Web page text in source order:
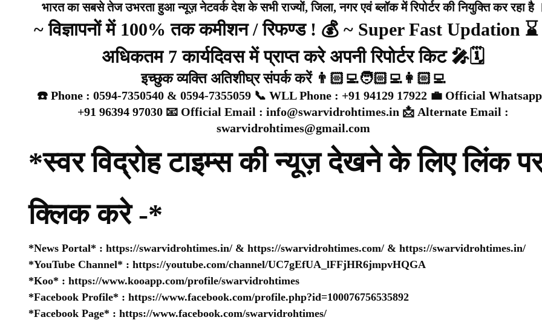
भारत का सबसे तेज उभरता हुआ न्यूज़ नेटवर्क देश के सभी राज्यों, जिला, नगर एवं ब्लॉक में रिपोर्टर की नियुक्ति कर रहा है
~ विज्ञापनों में 100% तक कमीशन / रिफण्ड ! 💰 ~ Super Fast Updation
अधिकतम 7 कार्यदिवस में प्राप्त करे अपनी रिपोर्टर किट 🎤🗓️
इच्छुक व्यक्ति अतिशीघ्र संपर्क करें 👨🏻‍💻🧑🏻‍💻👩🏻‍💻
☎️ Phone : 0594-7350540 & 0594-7355059 📞 WLL Phone : +91 94129 17922 💼 Official
+91 96394 97030 📧 Official Email : info@swarvidrohtimes.in 📩 Alternate Email :
swarvidrohtimes@gmail.com
*स्वर विद्रोह टाइम्स की न्यूज़ देखने के लिए लिंक
क्लिक करे -*
*News Portal* : https://swarvidrohtimes.in/ & https://swarvidrohtimes.com/ & https://swarvidrohtimes.in/
*YouTube Channel* : https://youtube.com/channel/UC7gEfUA_lFFjHR6jmpvHQGA
*Koo* : https://www.kooapp.com/profile/swarvidrohtimes
*Facebook Profile* : https://www.facebook.com/profile.php?id=100076756535892
*Facebook Page* : https://www.facebook.com/swarvidrohtimes/